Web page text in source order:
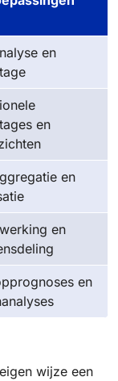
en
en
en
en
en
wijze een